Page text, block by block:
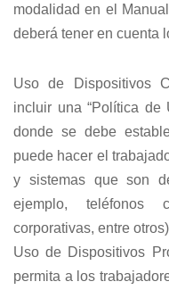
modalidad en el
deberá tener en cuenta
Uso de Dispositivos
incluir una “Política de
donde se debe
puede hacer el
y sistemas que son
ejemplo, teléfonos
corporativas, entre otros).
Uso de Dispositivos
permita a los